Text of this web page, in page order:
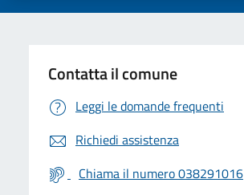
Contatta il comune
Leggi le domande frequenti
Richiedi assistenza
Chiama il numero 038291016